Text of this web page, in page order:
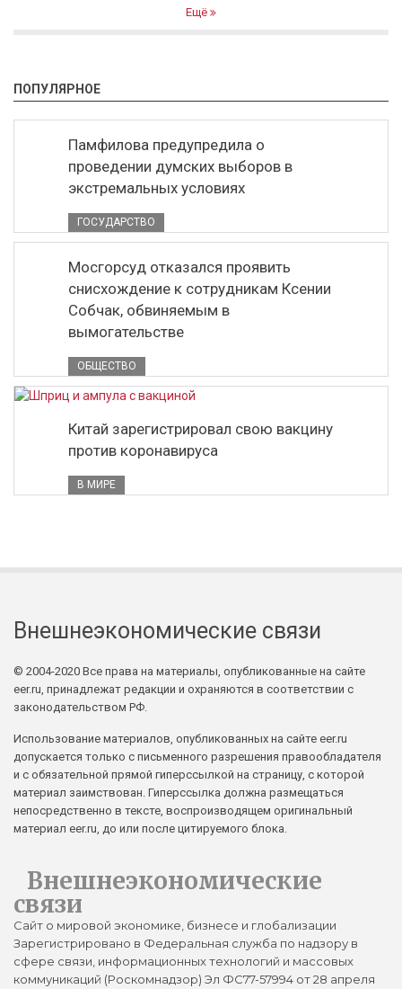
Ещё
ПОПУЛЯРНОЕ
Памфилова предупредила о
проведении думских выборов в
экстремальных условиях
ГОСУДАРСТВО
Мосгорсуд отказался проявить
снисхождение к сотрудникам Ксении
Собчак, обвиняемым в
вымогательстве
ОБЩЕСТВО
Китай зарегистрировал свою вакцину
против коронавируса
В МИРЕ
Внешнеэкономические связи
© 2004-2020 Все права на материалы, опубликованные на сайте
eer.ru, принадлежат редакции и охраняются в соответствии с
законодательством РФ.
Использование материалов, опубликованных на сайте eer.ru
допускается только с письменного разрешения правообладателя
и с обязательной прямой гиперссылкой на страницу, с которой
материал заимствован. Гиперссылка должна размещаться
непосредственно в тексте, воспроизводящем оригинальный
материал eer.ru, до или после цитируемого блока.
Внешнеэкономические
связи
Сайт о мировой экономике, бизнесе и глобализации
Зарегистрировано в Федеральная служба по надзору в
сфере связи, информационных технологий и массовых
коммуникаций (Роскомнадзор) Эл ФС77-57994 от 28 апреля